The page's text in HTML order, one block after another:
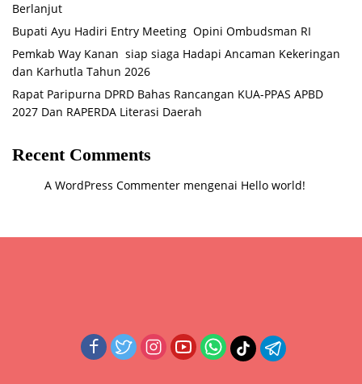
Berlanjut
Bupati Ayu Hadiri Entry Meeting Opini Ombudsman RI
Pemkab Way Kanan siap siaga Hadapi Ancaman Kekeringan
dan Karhutla Tahun 2026
Rapat Paripurna DPRD Bahas Rancangan KUA-PPAS APBD
2027 Dan RAPERDA Literasi Daerah
Recent Comments
A WordPress Commenter mengenai Hello world!